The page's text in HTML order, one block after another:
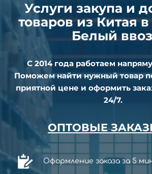
Услуги закупа и
товаров из Китая
Белый
С 2014 года работаем
Поможем найти нужный товар
приятной цене и оформить
24/7.
ОПТОВЫЕ
Оформление заказа за 5